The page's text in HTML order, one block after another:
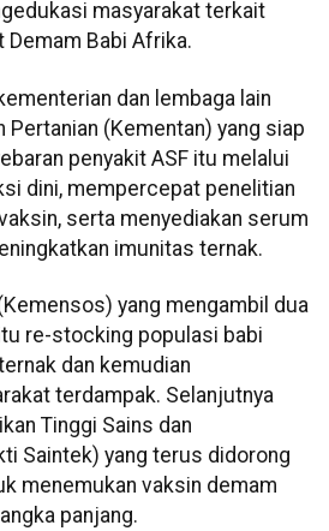
masyarakat terkait
Demam Babi Afrika.
dan lembaga lain
(Kementan) yang siap
penyakit ASF itu melalui
dini, mempercepat penelitian
serta menyediakan serum
imunitas ternak.
yang mengambil dua
re-stocking populasi babi
dan kemudian
terdampak. Selanjutnya
Tinggi Sains dan
Saintek) yang terus didorong
menemukan vaksin demam
panjang.